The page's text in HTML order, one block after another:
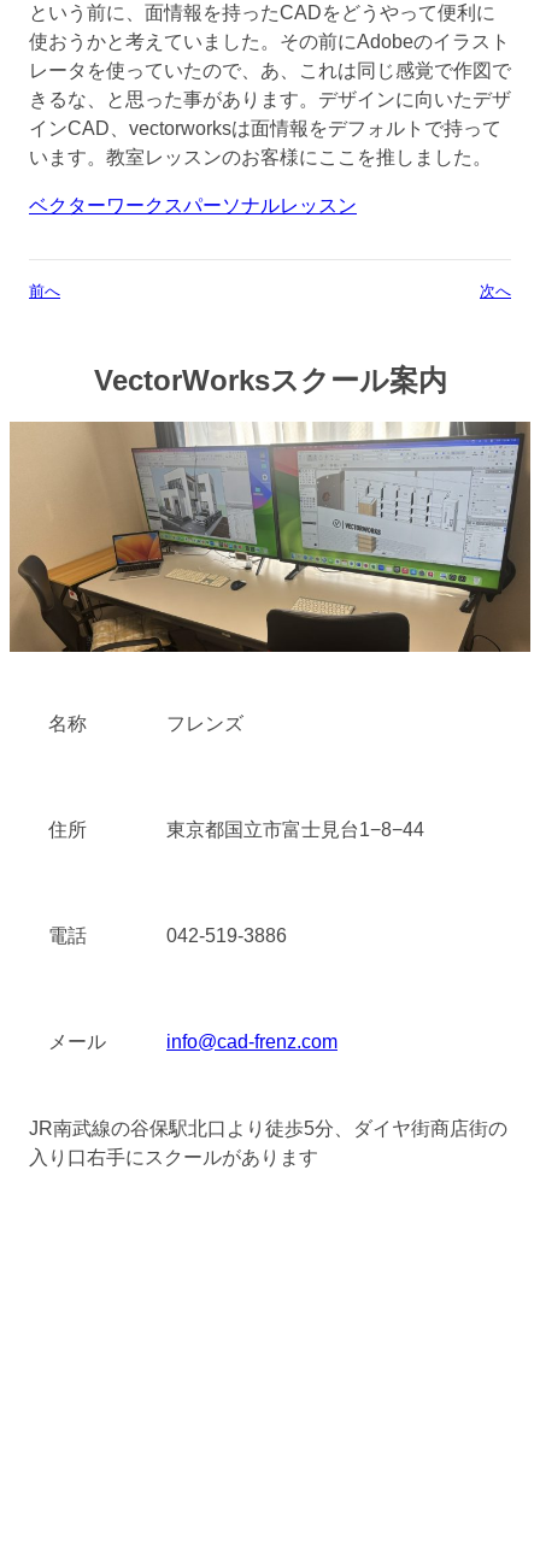
という前に、面情報を持ったCADをどうやって便利に
使おうかと考えていました。その前にAdobeのイラスト
レータを使っていたので、あ、これは同じ感覚で作図で
きるな、と思った事があります。デザインに向いたデザ
インCAD、vectorworksは面情報をデフォルトで持って
います。教室レッスンのお客様にここを推しました。
ベクターワークスパーソナルレッスン
前へ 次へ
VectorWorksスクール案内
名称 フレンズ
住所 東京都国立市富士見台1−8−44
電話 042-519-3886
メール info@cad-frenz.com
JR南武線の谷保駅北口より徒歩5分、ダイヤ街商店街の
入り口右手にスクールがあります